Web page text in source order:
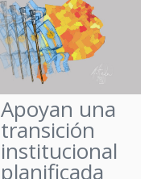
Apoyan una
transición
institucional
planificada